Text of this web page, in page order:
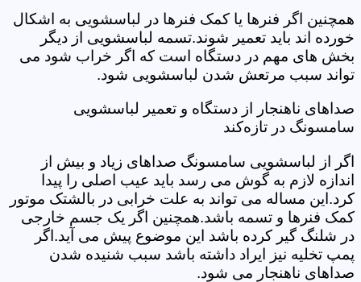
همچنین اگر فنرها یا کمک فنرها در لباسشویی به اشکال
خورده اند باید تعمیر شوند.تسمه لباسشویی از دیگر
بخش های مهم در دستگاه است که اگر خراب شود می
تواند سبب مرتعش شدن لباسشویی شود.
صداهای ناهنجار از دستگاه و تعمیر لباسشویی
سامسونگ در تازه‌کند
اگر از لباسشویی سامسونگ صداهای زیاد و بیش از
اندازه لازم به گوش می رسد باید عیب اصلی را پیدا
کرد.این مساله می تواند به علت خرابی در بالشتک موتور
کمک فنرها و تسمه باشد.همچنین اگر یک جسم خارجی
در شلنگ گیر کرده باشد این موضوع پیش می آید.اگر
پمپ تخلیه نیز ایراد داشته باشد سبب شنیده شدن
صداهای ناهنجار می شود.